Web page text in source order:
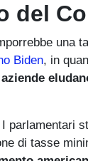
del
una
Biden, in
parlamentari
di tasse